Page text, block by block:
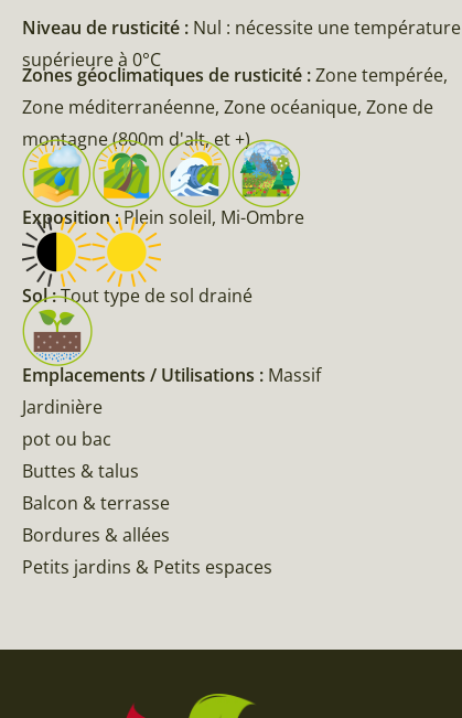
Niveau de rusticité : Nul : nécessite une température
supérieure à 0°C
Zones géoclimatiques de rusticité :Zone tempérée,
Zone méditerranéenne, Zone océanique, Zone de
montagne (800m d'alt, et +)
Exposition :Plein soleil, Mi-Ombre
Sol :Tout type de sol drainé
Emplacements / Utilisations : Massif
Jardinière
pot ou bac
Buttes & talus
Balcon & terrasse
Bordures & allées
Petits jardins & Petits espaces